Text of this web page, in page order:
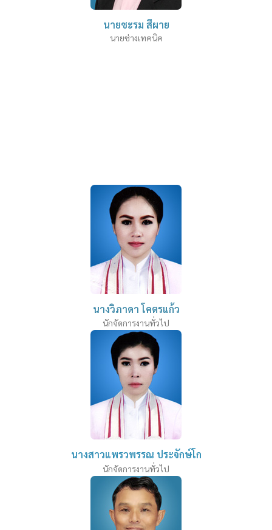
นายชะรม สีผาย
นายช่างเทคนิค
นางวิภาดา โคตรแก้ว
นักจัดการงานทั่วไป
นางสาวแพรวพรรณ ประจักษ์โก
นักจัดการงานทั่วไป